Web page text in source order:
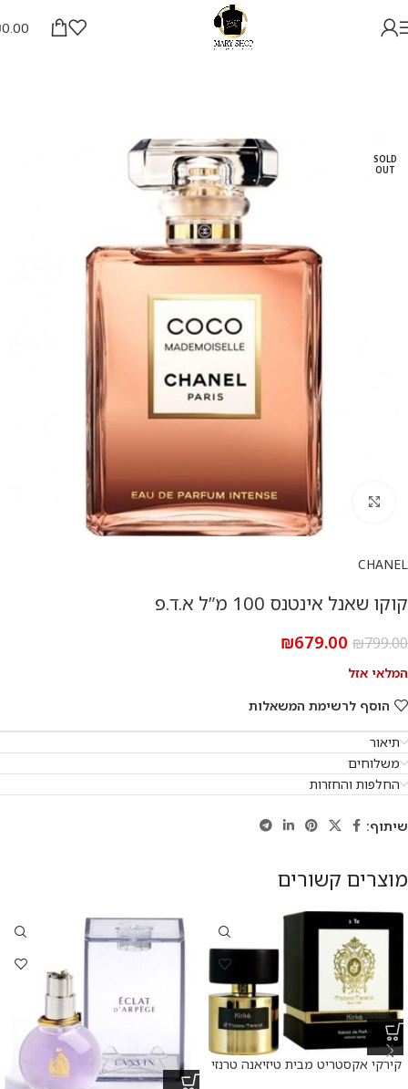
0.00
SOLD
OUT
להגדלת התמונה
CHANEL
קוקו שאנל אינטנס 100 מ”ל א.ד.פ
₪799.00
₪679.00
המלאי אזל
הוסף לרשימת המשאלות
תיאור
משלוחים
החלפות והחזרות
שיתוף:
מוצרים קשורים
קירקי אקסטריט מבית טיזיאנה טרנזי